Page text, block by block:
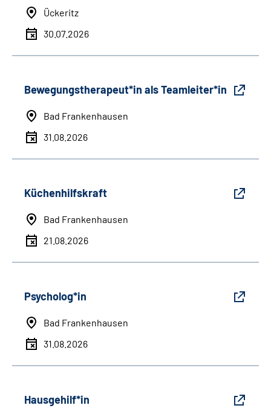
Ückeritz
30.07.2026
Bewegungstherapeut*in als Teamleiter*in
Bad Frankenhausen
31.08.2026
Küchenhilfskraft
Bad Frankenhausen
21.08.2026
Psycholog*in
Bad Frankenhausen
31.08.2026
Hausgehilf*in